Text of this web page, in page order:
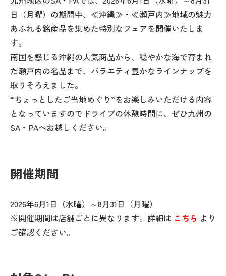
日（月曜）の期間中、≪沖縄≫・≪瀬戸内≫地域の魅力
あふれる銘産品を集めた特別なフェアを開催いたしま
す。
南国を感じる沖縄の人気商品から、穏やかな海で育まれ
た瀬戸内の名品まで、バラエティ豊かなラインナップを
取りそろえました。
“ちょっとしたご当地めぐり”をお楽しみいただける内容
となっていますのでドライブの休憩時間に、ぜひ九州の
SA・PAへお越しください。
開催期間
2026年6月1日（水曜）～8月31日（月曜）
※開催期間は店舗ごとに異なります。詳細は こちら より
ご確認ください。